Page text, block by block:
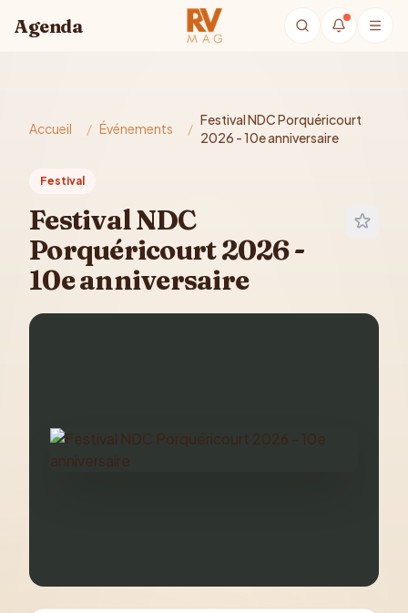
Agenda
Accueil / Événements /
Festival NDC Porquéricourt
2026 - 10e anniversaire
Festival
Festival NDC
Porquéricourt 2026 -
10e anniversaire